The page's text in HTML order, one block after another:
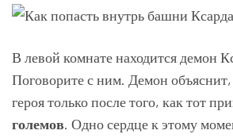
В левой комнате находится демон
Поговорите с ним. Демон
героя только после того, как тот
големов. Одно сердце к этому